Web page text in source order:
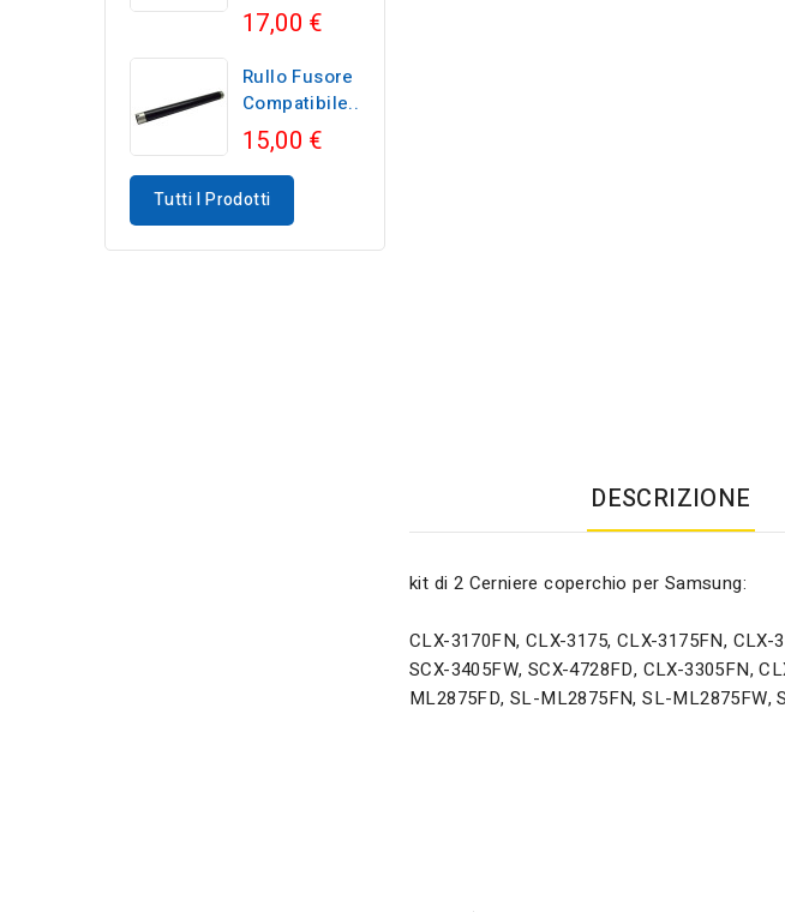
17,00 €
Rullo Fusore
Compatibile...
15,00 €
Tutti I Prodotti
DESCRIZIONE
kit di 2 Cerniere coperchio per Samsung:
CLX-3170FN, CLX-3175, CLX-3175FN, CLX-
SCX-3405FW, SCX-4728FD, CLX-3305FN,
ML2875FD, SL-ML2875FN, SL-ML2875FW,